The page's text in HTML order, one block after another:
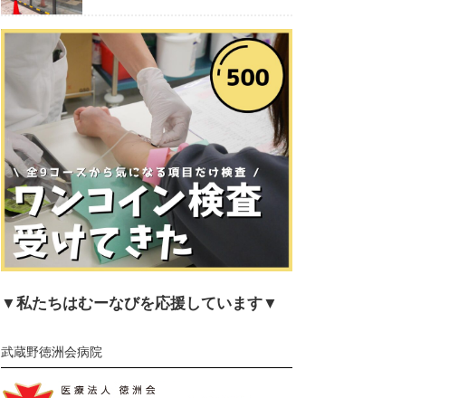
▼私たちはむーなびを応援しています▼
武蔵野徳洲会病院